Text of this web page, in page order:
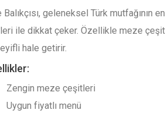
Balıkçısı, geleneksel Türk
ile dikkat çeker. Özellikle meze
hale getirir.
Zengin meze çeşitleri
Uygun fiyatlı menü